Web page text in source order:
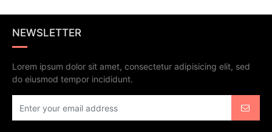
NEWSLETTER
Lorem ipsum dolor sit amet, consectetur adipisicing elit, sed
do eiusmod tempor incididunt.